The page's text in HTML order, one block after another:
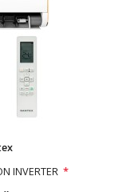
INVERTER